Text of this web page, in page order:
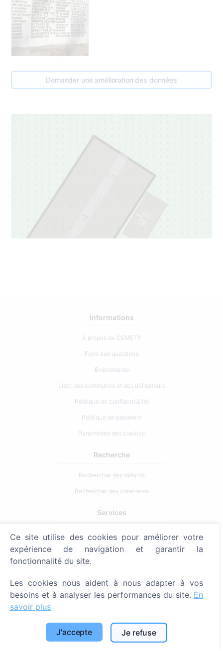
Demander une amélioration des données
3
Informations
À propos de CEMETY
Foire aux questions
Événements
Liste des communes et des utilisateurs
Politique de confidentialité
Politique de paiement
Paramètres des cookies
Recherche
Rechercher des défunts
Rechercher des cimetières
Services
Contacts
SIA "CEMETY", LV40103618951
info@cemety.lv
Nous intervenons dans tout le pays !
Ce site utilise des cookies pour améliorer votre
expérience de navigation et garantir la
fonctionnalité du site.
Les cookies nous aident à nous adapter à vos
besoins et à analyser les performances du site. En
savoir plus
J'accepte Je refuse